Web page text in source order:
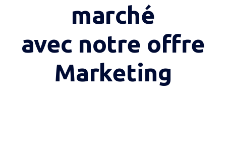
marché
avec notre offre
Marketing